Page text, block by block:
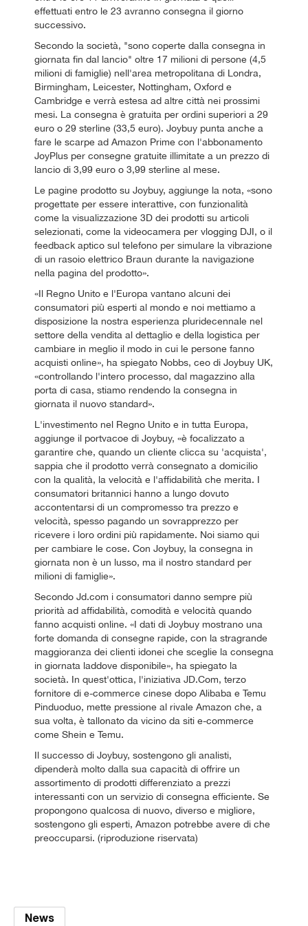
effettuati entro le 23 avranno consegna il giorno
successivo.
Secondo la società, "sono coperte dalla consegna in
giornata fin dal lancio" oltre 17 milioni di persone (4,5
milioni di famiglie) nell'area metropolitana di Londra,
Birmingham, Leicester, Nottingham, Oxford e
Cambridge e verrà estesa ad altre città nei prossimi
mesi. La consegna è gratuita per ordini superiori a 29
euro o 29 sterline (33,5 euro). Joybuy punta anche a
fare le scarpe ad Amazon Prime con l'abbonamento
JoyPlus per consegne gratuite illimitate a un prezzo di
lancio di 3,99 euro o 3,99 sterline al mese.
Le pagine prodotto su Joybuy, aggiunge la nota, «sono
progettate per essere interattive, con funzionalità
come la visualizzazione 3D dei prodotti su articoli
selezionati, come la videocamera per vlogging DJI, o il
feedback aptico sul telefono per simulare la vibrazione
di un rasoio elettrico Braun durante la navigazione
nella pagina del prodotto».
«Il Regno Unito e l'Europa vantano alcuni dei
consumatori più esperti al mondo e noi mettiamo a
disposizione la nostra esperienza pluridecennale nel
settore della vendita al dettaglio e della logistica per
cambiare in meglio il modo in cui le persone fanno
acquisti online», ha spiegato Nobbs, ceo di Joybuy UK,
«controllando l'intero processo, dal magazzino alla
porta di casa, stiamo rendendo la consegna in
giornata il nuovo standard».
L'investimento nel Regno Unito e in tutta Europa,
aggiunge il portvacoe di Joybuy, «è focalizzato a
garantire che, quando un cliente clicca su 'acquista',
sappia che il prodotto verrà consegnato a domicilio
con la qualità, la velocità e l'affidabilità che merita. I
consumatori britannici hanno a lungo dovuto
accontentarsi di un compromesso tra prezzo e
velocità, spesso pagando un sovrapprezzo per
ricevere i loro ordini più rapidamente. Noi siamo qui
per cambiare le cose. Con Joybuy, la consegna in
giornata non è un lusso, ma il nostro standard per
milioni di famiglie».
Secondo Jd.com i consumatori danno sempre più
priorità ad affidabilità, comodità e velocità quando
fanno acquisti online. «I dati di Joybuy mostrano una
forte domanda di consegne rapide, con la stragrande
maggioranza dei clienti idonei che sceglie la consegna
in giornata laddove disponibile», ha spiegato la
società. In quest'ottica, l'iniziativa JD.Com, terzo
fornitore di e-commerce cinese dopo Alibaba e Temu
Pinduoduo, mette pressione al rivale Amazon che, a
sua volta, è tallonato da vicino da siti e-commerce
come Shein e Temu.
Il successo di Joybuy, sostengono gli analisti,
dipenderà molto dalla sua capacità di offrire un
assortimento di prodotti differenziato a prezzi
interessanti con un servizio di consegna efficiente. Se
propongono qualcosa di nuovo, diverso e migliore,
sostengono gli esperti, Amazon potrebbe avere di che
preoccuparsi. (riproduzione riservata)
News